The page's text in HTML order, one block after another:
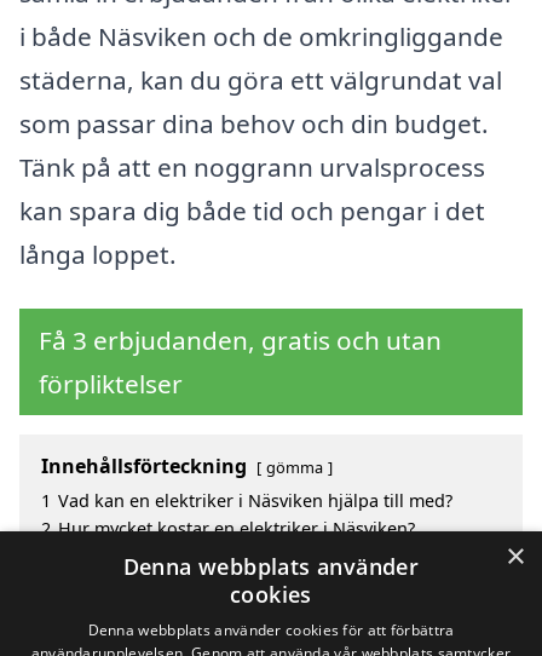
i både Näsviken och de omkringliggande
städerna, kan du göra ett välgrundat val
som passar dina behov och din budget.
Tänk på att en noggrann urvalsprocess
kan spara dig både tid och pengar i det
långa loppet.
Få 3 erbjudanden, gratis och utan
förpliktelser
Innehållsförteckning gömma
1 Vad kan en elektriker i Näsviken hjälpa till med?
2 Hur mycket kostar en elektriker i Näsviken?
Fördelar med att välja elektriker i Näsviken
Sök efter en skicklig elektriker i de omgivande
×
Denna webbplats använder
cookies
Denna webbplats använder cookies för att förbättra